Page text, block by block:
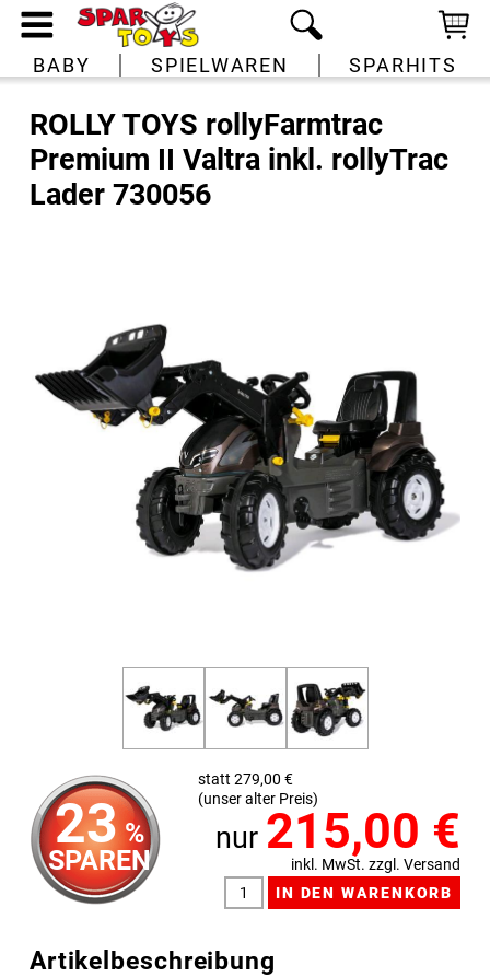
BABY SPIELWAREN SPARHITS
ROLLY TOYS rollyFarmtrac
Premium II Valtra inkl. rollyTrac
Lader 730056
23 %
SPAREN
statt 279,00 €
(unser alter Preis)
nur 215,00 €
inkl. MwSt. zzgl. Versand
Artikelbeschreibung